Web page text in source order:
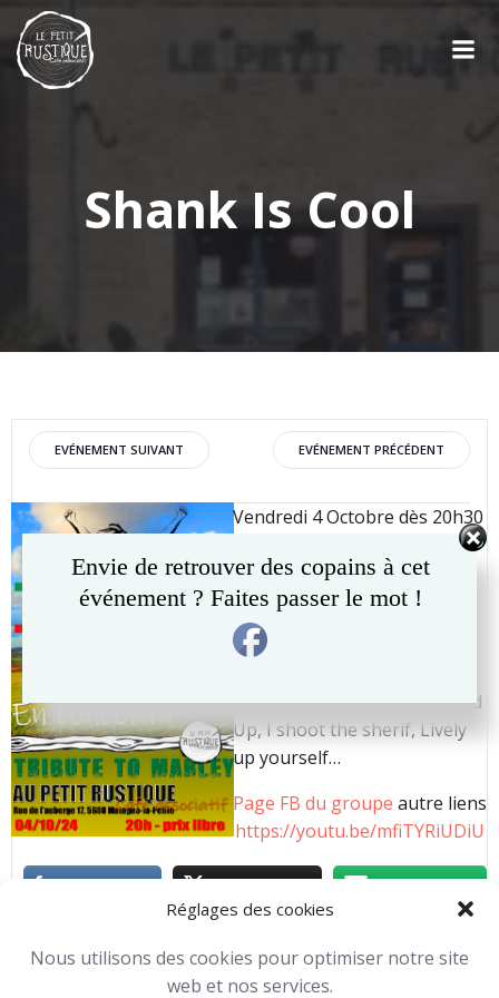
Réglages des cookies
Nous utilisons des cookies pour optimiser notre site
web et nos services.
Shank Is Cool
Post
navigation
EVÉNEMENT SUIVANT
Post
navigation
EVÉNEMENT PRÉCÉDENT
Vendredi 4 Octobre dès 20h30
Un répertoire qui réchauffe
les coeurs de toutes les
générations, reprenant avec
sincérité des textes forts de
Waillers tels que Get up Stand
Up, I shoot the sherif, Lively
up yourself…
Page FB du groupe autre liens
https://youtu.be/mfiTYRiUDiU
Jipe - 12 h 31 min
Envie de retrouver des copains à cet
événement ? Faites passer le mot !